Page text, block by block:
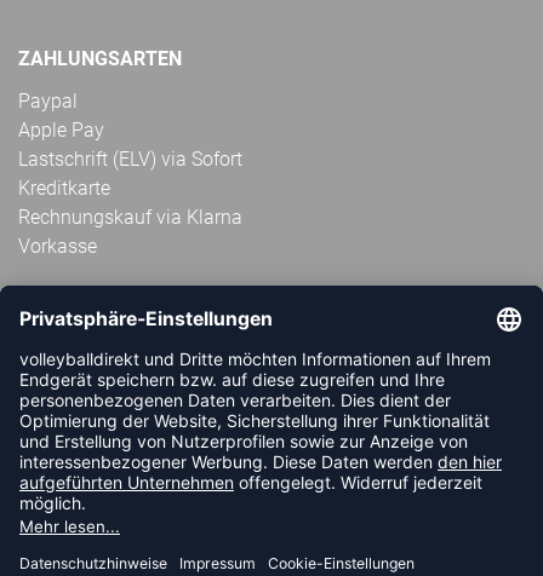
ZAHLUNGSARTEN
Paypal
Apple Pay
Lastschrift (ELV) via Sofort
Kreditkarte
Rechnungskauf via Klarna
Vorkasse
ABONNIERE JETZT DEN KOSTENLOSEN
VOLLEYBALLDIREKT-NEWSLETTER UND VERPASSE KEINE
NEUIGKEIT ODER AKTION MEHR.
JETZT ANMELDEN